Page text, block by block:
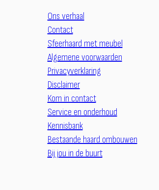
Ons verhaal
Contact
Sfeerhaard met meubel
Algemene voorwaarden
Privacyverklaring
Disclaimer
Kom in contact
Service en onderhoud
Kennisbank
Bestaande haard ombouwen
Bij jou in de buurt